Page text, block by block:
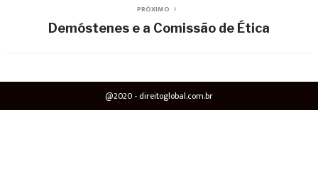
PRÓXIMO
Demóstenes e a Comissão de Ética
@2020 - direitoglobal.com.br